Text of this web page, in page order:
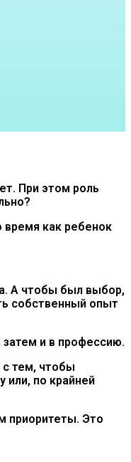
При этом роль
время как ребенок
А чтобы был выбор,
собственный опыт
затем и в профессию.
с тем, чтобы
или, по крайней
приоритеты. Это